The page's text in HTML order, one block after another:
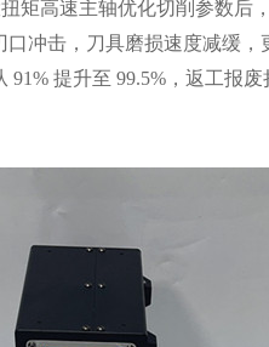
矩高速主轴优化切削参数后
冲击，刀具磨损速度减缓
提升至 99.5%，返工报废